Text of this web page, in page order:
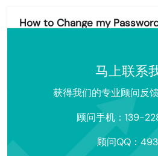
How to Change my
How to Change my马上联系
获得我们的专业顾问反
顾问手机：139-
顾问QQ：